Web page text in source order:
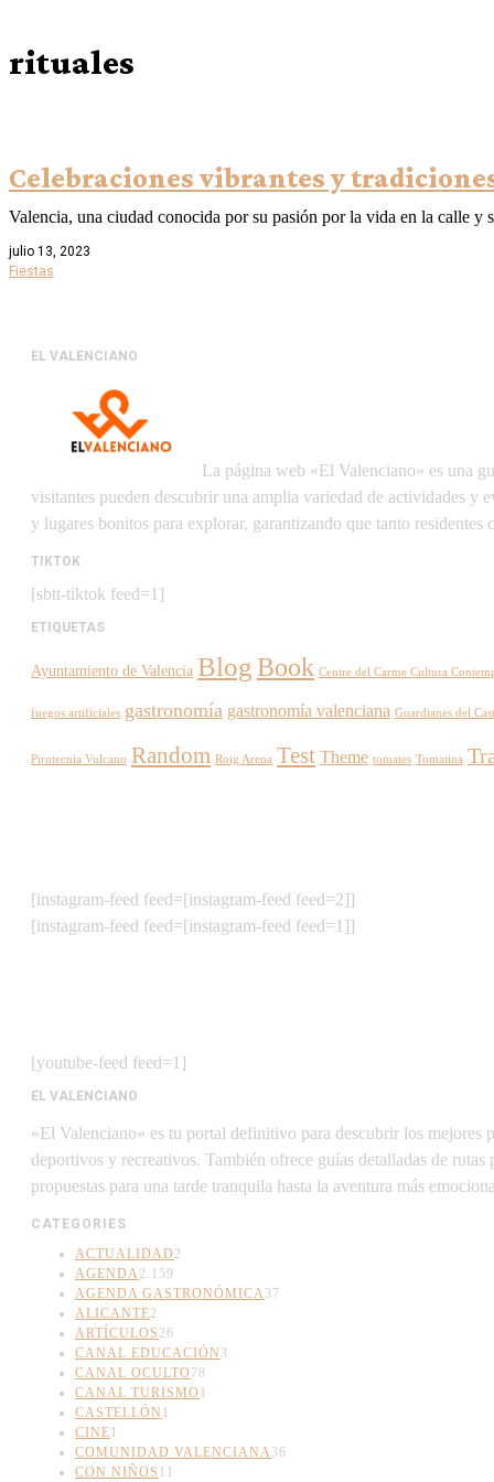
rituales
Celebraciones vibrantes y
Valencia, una ciudad conocida por su pasión por la vida en la calle y
julio 13, 2023
Fiestas
EL VALENCIANO
La página web «El Valenciano» es una
visitantes pueden descubrir una amplia variedad de actividades y
y lugares bonitos para explorar, garantizando que tanto
TIKTOK
[sbtt-tiktok feed=1]
ETIQUETAS
Ayuntamiento de Valencia BlogBook Centre del Carme Cultura
fuegos artificiales gastronomía gastronomía valenciana Guardianes del
Pirotecnia Vulcano Random Roig Arena Test Theme tomates Tomatina
[instagram-feed feed=[instagram-feed feed=2]]
[instagram-feed feed=[instagram-feed feed=1]]
[youtube-feed feed=1]
EL VALENCIANO
«El Valenciano» es tu portal definitivo para descubrir los mejores
deportivos y recreativos. También ofrece guías detalladas de
propuestas para una tarde tranquila hasta la aventura más
CATEGORIES
ACTUALIDAD 2
AGENDA2.159
AGENDA GASTRONÓMICA37
ALICANTE2
ARTÍCULOS 26
CANAL EDUCACIÓN 3
CANAL OCULTO 78
CANAL TURISMO 1
CASTELLÓN 1
CINE1
COMUNIDAD VALENCIANA36
CON NIÑOS 11